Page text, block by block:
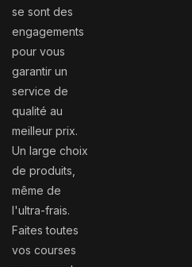
se sont des
engagements
pour vous
garantir un
service de
qualité au
meilleur prix.
Un large choix
de produits,
même de
l'ultra-frais.
Faites toutes
vos courses